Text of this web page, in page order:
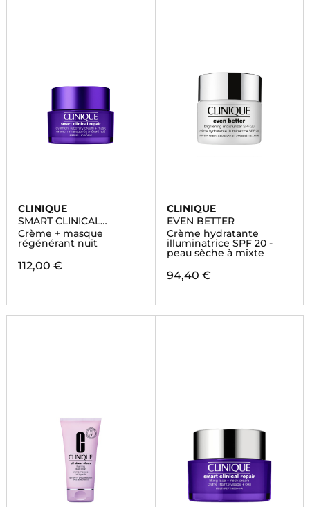
CLINIQUE
SMART CLINICAL
REPAIR™
Crème + masque
régénérant nuit
112,00 €
CLINIQUE
EVEN BETTER
Crème hydratante
illuminatrice SPF 20 -
peau sèche à mixte
94,40 €